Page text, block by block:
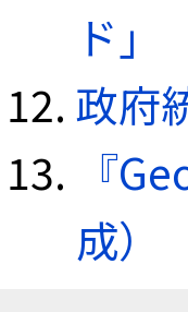
ド」
政府
『
成）